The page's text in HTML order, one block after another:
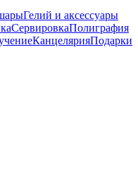
Гелий и аксессуары
СервировкаПолиграфия
КанцелярияПодарки